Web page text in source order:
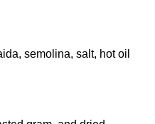
semolina, salt, hot oil